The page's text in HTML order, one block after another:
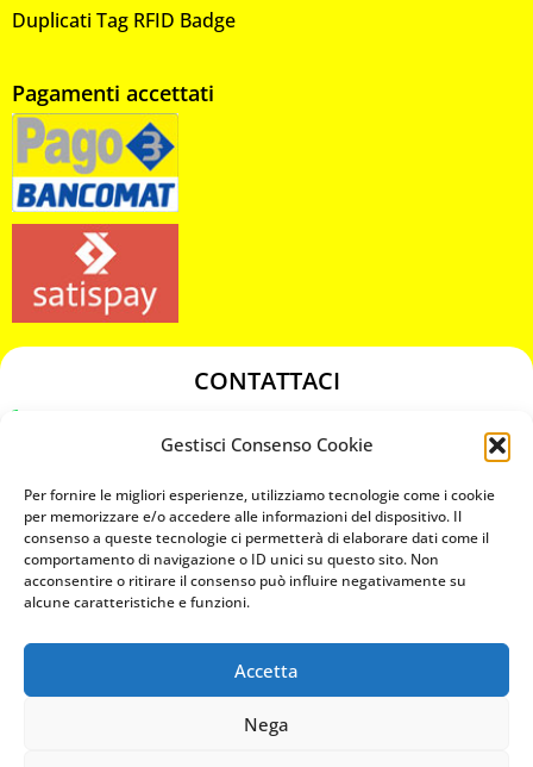
Gestisci Consenso Cookie
Per fornire le migliori esperienze, utilizziamo tecnologie come i cookie
per memorizzare e/o accedere alle informazioni del dispositivo. Il
consenso a queste tecnologie ci permetterà di elaborare dati come il
comportamento di navigazione o ID unici su questo sito. Non
acconsentire o ritirare il consenso può influire negativamente su
alcune caratteristiche e funzioni.
Accetta
Nega
Duplicati Tag RFID Badge
Pagamenti accettati
CONTATTACI
chiavicodificate@gmail.com
Privacy Policy
Cookie Policy
MAPS
CHIAMA ORA